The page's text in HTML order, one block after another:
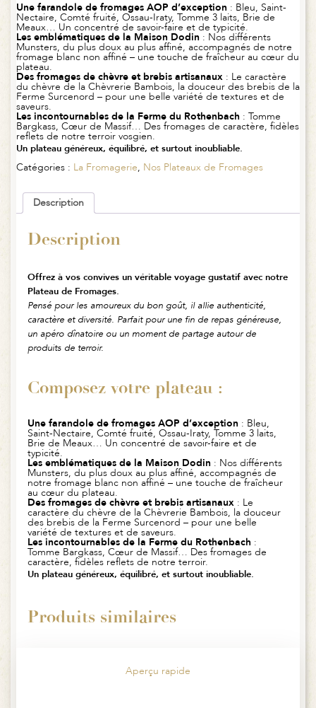
Une farandole de fromages AOP d’exception : Bleu, Saint-
Nectaire, Comté fruité, Ossau-Iraty, Tomme 3 laits, Brie de
Meaux… Un concentré de savoir-faire et de typicité.
Les emblématiques de la Maison Dodin : Nos différents
Munsters, du plus doux au plus affiné, accompagnés de notre
fromage blanc non affiné – une touche de fraîcheur au cœur du
plateau.
Des fromages de chèvre et brebis artisanaux : Le caractère
du chèvre de la Chèvrerie Bambois, la douceur des brebis de la
Ferme Surcenord – pour une belle variété de textures et de
saveurs.
Les incontournables de la Ferme du Rothenbach : Tomme
Bargkass, Cœur de Massif… Des fromages de caractère, fidèles
reflets de notre terroir vosgien.
Un plateau généreux, équilibré, et surtout inoubliable.
Catégories : La Fromagerie, Nos Plateaux de Fromages
Description
Description
Offrez à vos convives un véritable voyage gustatif avec notre
Plateau de Fromages.
Pensé pour les amoureux du bon goût, il allie authenticité,
caractère et diversité. Parfait pour une fin de repas généreuse,
un apéro dînatoire ou un moment de partage autour de
produits de terroir.
Composez votre plateau :
Une farandole de fromages AOP d’exception : Bleu,
Saint-Nectaire, Comté fruité, Ossau-Iraty, Tomme 3 laits,
Brie de Meaux… Un concentré de savoir-faire et de
typicité.
Les emblématiques de la Maison Dodin : Nos différents
Munsters, du plus doux au plus affiné, accompagnés de
notre fromage blanc non affiné – une touche de fraîcheur
au cœur du plateau.
Des fromages de chèvre et brebis artisanaux : Le
caractère du chèvre de la Chèvrerie Bambois, la douceur
des brebis de la Ferme Surcenord – pour une belle
variété de textures et de saveurs.
Les incontournables de la Ferme du Rothenbach :
Tomme Bargkass, Cœur de Massif… Des fromages de
caractère, fidèles reflets de notre terroir.
Un plateau généreux, équilibré, et surtout inoubliable.
Produits similaires
Aperçu rapide